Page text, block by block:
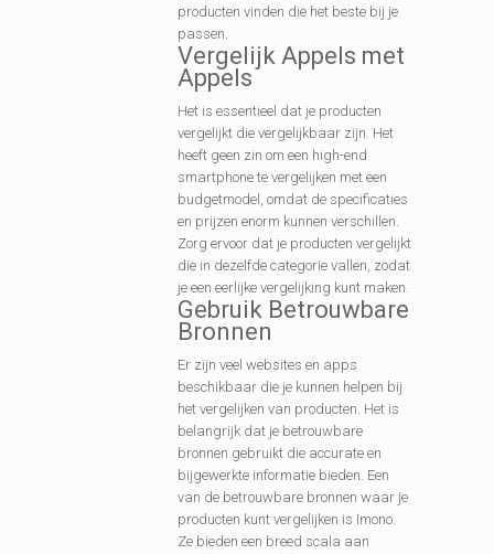
producten vinden die het beste bij je
passen.
Vergelijk Appels met
Appels
Het is essentieel dat je producten
vergelijkt die vergelijkbaar zijn. Het
heeft geen zin om een high-end
smartphone te vergelijken met een
budgetmodel, omdat de specificaties
en prijzen enorm kunnen verschillen.
Zorg ervoor dat je producten vergelijkt
die in dezelfde categorie vallen, zodat
je een eerlijke vergelijking kunt maken.
Gebruik Betrouwbare
Bronnen
Er zijn veel websites en apps
beschikbaar die je kunnen helpen bij
het vergelijken van producten. Het is
belangrijk dat je betrouwbare
bronnen gebruikt die accurate en
bijgewerkte informatie bieden. Een
van de betrouwbare bronnen waar je
producten kunt vergelijken is Imono.
Ze bieden een breed scala aan